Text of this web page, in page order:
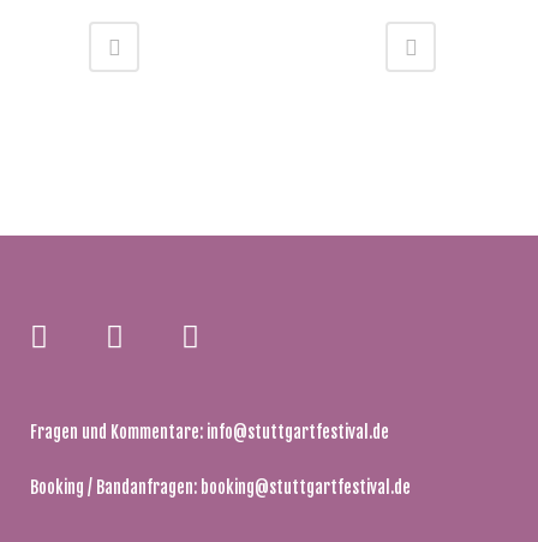
Fragen und Kommentare: info@stuttgartfestival.de
Booking / Bandanfragen: booking@stuttgartfestival.de